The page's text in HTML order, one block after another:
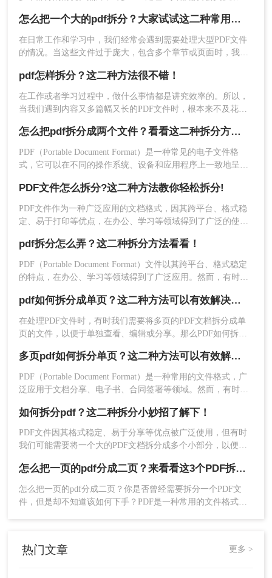
户。
优点： 无需安装额外软件，操作简便快捷。支
持基础的PDF编辑和拆分功能，满足日常需
求。兼容性好，可在多种操作系统上使用。
缺点：
拆分功能可能相对简单，无法满足复杂
需求。部分免费阅读器可能对文件大小或拆分
和管理。
推荐工具：福昕PDF阅读器
操作步骤
2、打开软件，选择“文件”>“打开”导入需要拆
分的PDF文件。
种无需会员权限即可拆分PDF的方法，帮助您轻松应对这一需
求。
怎么把一个大的pdf拆分？大家试试这二种常用方法！
在日常工作和学习中，我们经常会遇到需要处理大型PDF文件
的情况。当这些文件过于庞大，包含多个章节或页面时，我们
我将详细介绍怎么把一个大的pdf拆分。
pdf怎样拆分？这二种方法很不错！
在工作或者学习过程中，做什么事情都是讲究效率的。所以，
当我们遇到内容又多篇幅又长的PDF文件时，根本来不及花太
个文件以便我们快速查阅。那么有没有更加简便高效的方法可
以让我们实现这一操作呢？今天我就推荐三个实用的方法来教
你pdf怎样拆分，让你快速提高文件处理效率。
怎么把pdf拆分成两个文件？看看这二种拆分方法！
PDF（Portable Document Format）是一种常见的电子文件格
式，它可以在不同的操作系统、设备和应用程序上一致地呈现
或更多的小文件。那么怎么把pdf拆分成两个文件​呢？以下是将
PDF文件拆分成两个文件的方法。
PDF文件怎么拆分?这二种方法教你轻松拆分!
PDF文件作为一种广泛应用的文档格式，因其跨平台、格式稳
定、易于打印等优点，在办公、学习等领域得到了广泛的使
地管理和使用其中的内容。那么PDF文件怎么拆分呢？本文将
详细介绍PDF文件拆分的方法和步骤，帮助读者轻松实现PDF
文件的拆分操作。
pdf拆分怎么弄？这二种拆分方法看看！
PDF（Portable Document Format）文件以其跨平台、格式稳定
的特点，在办公、学习等领域得到了广泛应用。然而，有时我
容。本文将详细介绍pdf拆分怎么弄的方法，帮助读者轻松完成
这一操作。
pdf如何拆分成单页？这二种方法可以有效解决你的问题！
在处理PDF文件时，有时我们需要将多页的PDF文档拆分成单
页的文件，以便于单独查看、编辑或分享。那么PDF如何拆分
单页文件。
多页pdf如何拆分单页？这二种方法可以有效解决你的问题！
PDF（Portable Document Format）是一种常用的文件格式，广
泛应用于文档分享、电子书、合同签署等领域。然而，有时我
PDF文件，以便于更灵活地管理和使用。那么多页pdf如何拆分
单页呢？本文将详细介绍几种拆分多页PDF为单页PDF的方
法，帮助读者轻松应对这一需求。
如何拆分pdf？这二种拆分小妙招了解下！
PDF文件因其格式稳定、易于分享等优点被广泛使用，但有时
我们可能需要将一个大的PDF文档拆分成多个小部分，以便于
实用的PDF拆分方法。
怎么把一页的pdf分成二页？来看看这3个PDF拆分方法！
怎么把一页的pdf分成二页？你是否曾经需要拆分一个PDF文
件，但是却不知道该如何下手？PDF是一种常用的文件格式，
热门文章 更多 >